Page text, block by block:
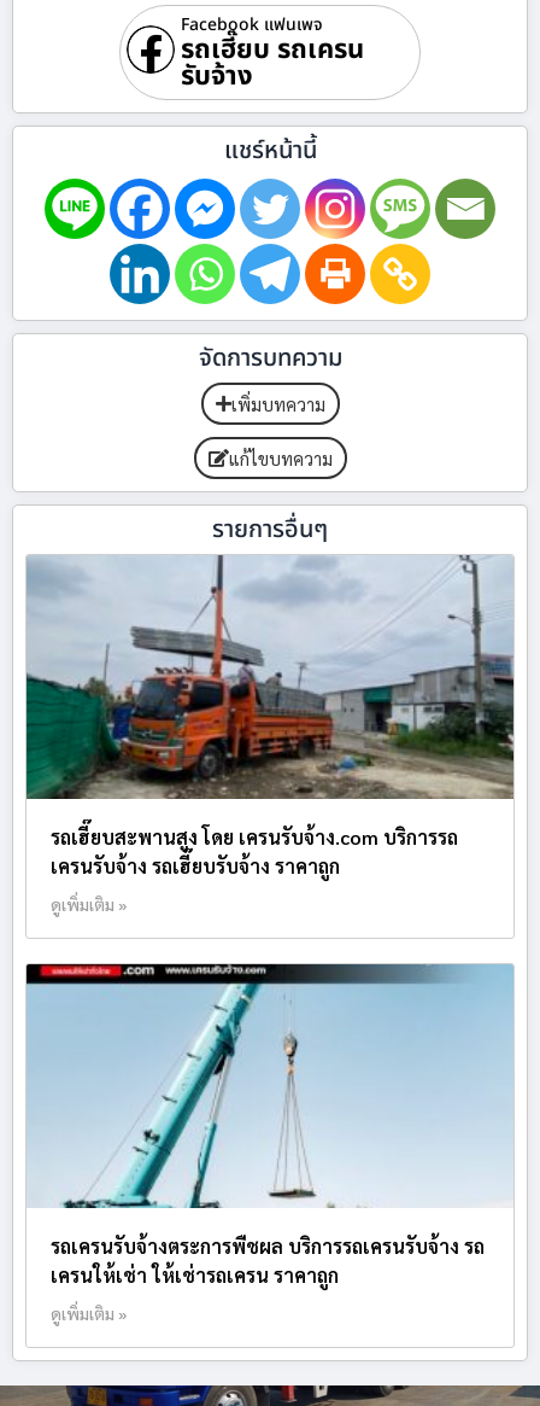
Facebook แฟนเพจ
รถเฮี๊ยบ รถเครน
รับจ้าง
แชร์หน้านี้
จัดการบทความ
เพิ่มบทความ
แก้ไขบทความ
รายการอื่นๆ
รถเฮี๊ยบสะพานสูง โดย เครนรับจ้าง.com บริการรถ
เครนรับจ้าง รถเฮี๊ยบรับจ้าง ราคาถูก
ดูเพิ่มเติม »
รถเครนรับจ้างตระการพืชผล บริการรถเครนรับจ้าง รถ
เครนให้เช่า ให้เช่ารถเครน ราคาถูก
ดูเพิ่มเติม »